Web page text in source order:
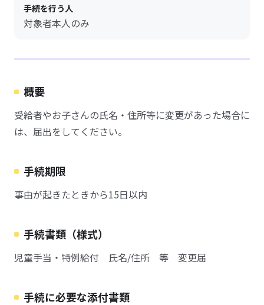
手続を行う人
対象者本人のみ
概要
受給者やお子さんの氏名・住所等に変更があった場合に
は、届出をしてください。
手続期限
事由が起きたときから15日以内
手続書類（様式）
児童手当・特例給付 氏名/住所 等 変更届
手続に必要な添付書類